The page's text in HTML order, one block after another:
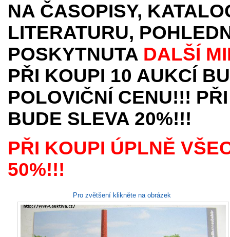
NA ČASOPISY,
LITERATURU,
POSKYTNUTA DALŠÍ
PŘI KOUPI 10 AUKCÍ
POLOVIČNÍ CENU!!!
BUDE SLEVA 20%!!!
PŘI KOUPI ÚPLNĚ
50%!!!
Pro zvětšení klikněte na obrázek